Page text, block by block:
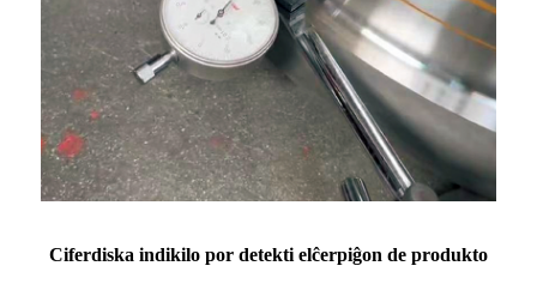
Ciferdiska indikilo por detekti elĉerpiĝon de produkto